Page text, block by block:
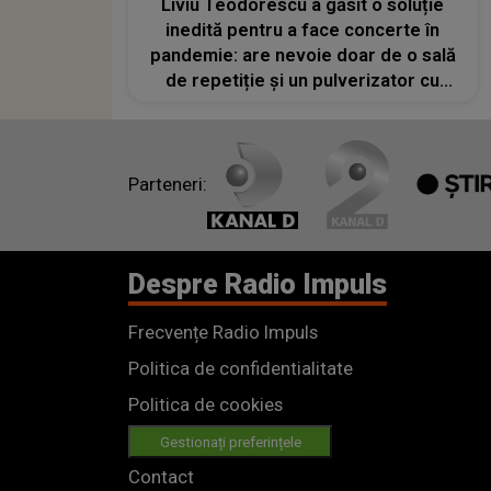
Liviu Teodorescu a găsit o soluție
inedită pentru a face concerte în
pandemie: are nevoie doar de o sală
de repetiție și un pulverizator cu
Parteneri:
Despre Radio Impuls
Frecvențe Radio Impuls
Politica de confidentialitate
Politica de cookies
Gestionați preferințele
Contact